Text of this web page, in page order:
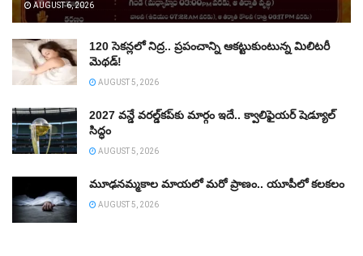
AUGUST 6, 2026
120 సెకన్లలో నిద్ర.. ప్రపంచాన్ని ఆకట్టుకుంటున్న మిలిటరీ
మెథడ్!
AUGUST 5, 2026
2027 వన్డే వరల్డ్‌కప్‌కు మార్గం ఇదే.. క్వాలిఫైయర్ షెడ్యూల్
సిద్ధం
AUGUST 5, 2026
మూఢనమ్మకాల మాయలో మరో ప్రాణం.. యూపీలో కలకలం
AUGUST 5, 2026